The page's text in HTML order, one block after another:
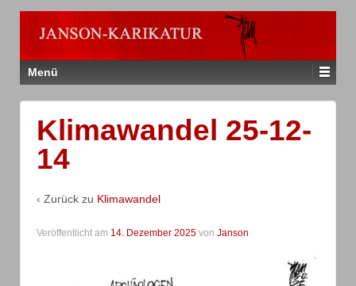
Menü
Klimawandel 25-12-
14
‹ Zurück zu Klimawandel
Veröffentlicht am 14. Dezember 2025 von Janson